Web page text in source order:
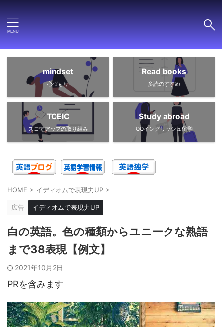
mindset
心づもり
Read books
多読のすすめ
TOEIC
スコアアップの取り組み
Study abroad
QQイングリッシュ留学
HOME > イディオムで表現力UP >
広告 イディオムで表現力UP
白の英語。色の種類からユニークな熟語
まで38表現【例文】
2021年10月2日
PRを含みます